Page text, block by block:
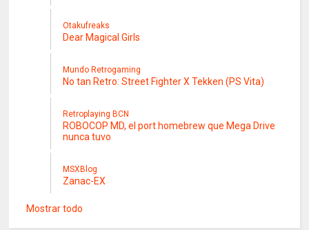
Otakufreaks
Dear Magical Girls
Mundo Retrogaming
No tan Retro: Street Fighter X Tekken (PS Vita)
Retroplaying BCN
ROBOCOP MD, el port homebrew que Mega Drive
nunca tuvo
MSXBlog
Zanac-EX
Mostrar todo